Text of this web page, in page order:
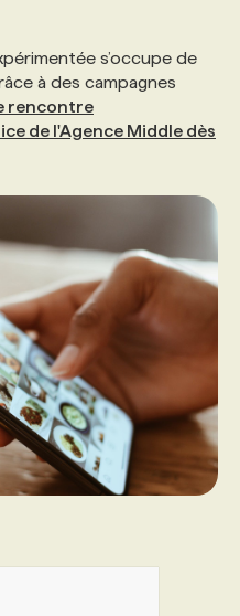
s’occupe de
à des campagnes
rencontre
de l'Agence Middle dès